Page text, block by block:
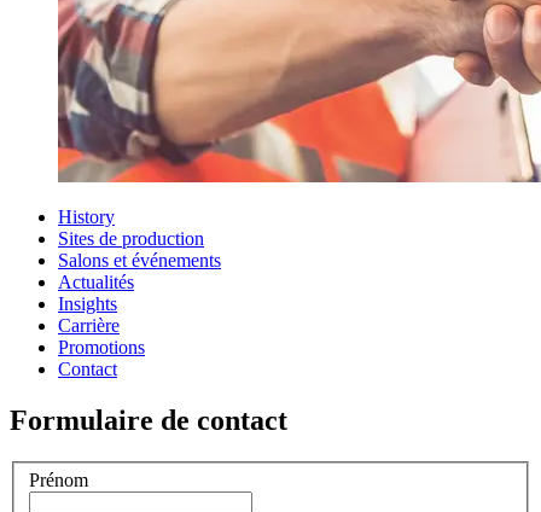
History
Sites de production
Salons et événements
Actualités
Insights
Carrière
Promotions
Contact
Formulaire de contact
Prénom